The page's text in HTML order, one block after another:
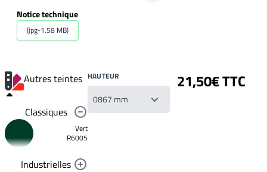
Notice technique
(jpg-1.58 MB)
Autres teintes
Classiques
Vert
R6005
Industrielles
HAUTEUR 21,50€ TTC